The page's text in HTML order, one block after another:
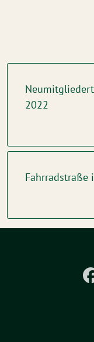
2022
Fahrradstraße